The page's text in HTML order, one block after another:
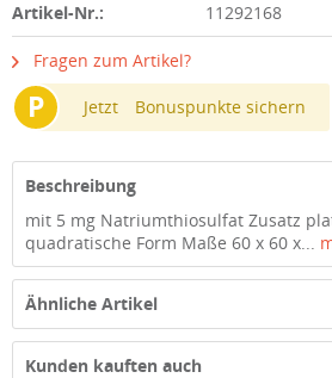
Artikel-Nr.: 11292168
Fragen zum Artikel?
P Jetzt Bonuspunkte sichern
Beschreibung
mit 5 mg Natriumthiosulfat Zusatz
quadratische Form Maße 60 x 60 x...
Ähnliche Artikel
Kunden kauften auch